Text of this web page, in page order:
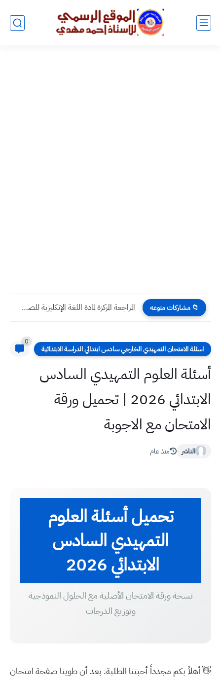
📁 مشاركات منوعه المراجعة المركزة لمادة اللغة الإنكليزية للصف السادس الابتدائي 2023 الدور...
اسئلة الامتحان التمهيدي الخارجي سادس ابتدائي الدراسة الابتدائية
0
أسئلة العلوم التمهيدي السادس
الابتدائي 2026 | تحميل ورقة
الامتحان مع الاجوبة
الناشر منذ عام
تحميل أسئلة العلوم
التمهيدي السادس
الابتدائي 2026
نسخة ورقة الامتحان الأصلية مع الحلول النموذجية
وتوزيع الدرجات
👋 أهلاً بكم مجدداً أحبتنا الطلبة. بعد أن طوينا صفحة امتحان